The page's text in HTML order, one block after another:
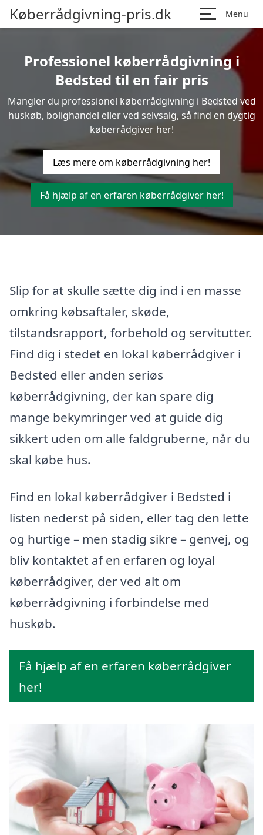
Køberrådgivning-pris.dk Menu
Professionel køberrådgivning i
Bedsted til en fair pris
Mangler du professionel køberrådgivning i Bedsted ved
huskøb, bolighandel eller ved selvsalg, så find en dygtig
køberrådgiver her!
Læs mere om køberrådgivning her!
Få hjælp af en erfaren køberrådgiver her!
Slip for at skulle sætte dig ind i en masse
omkring købsaftaler, skøde,
tilstandsrapport, forbehold og servitutter.
Find dig i stedet en lokal køberrådgiver i
Bedsted eller anden seriøs
køberrådgivning, der kan spare dig
mange bekymringer ved at guide dig
sikkert uden om alle faldgruberne, når du
skal købe hus.
Find en lokal køberrådgiver i Bedsted i
listen nederst på siden, eller tag den lette
og hurtige – men stadig sikre – genvej, og
bliv kontaktet af en erfaren og loyal
køberrådgiver, der ved alt om
køberrådgivning i forbindelse med
huskøb.
Få hjælp af en erfaren køberrådgiver
her!